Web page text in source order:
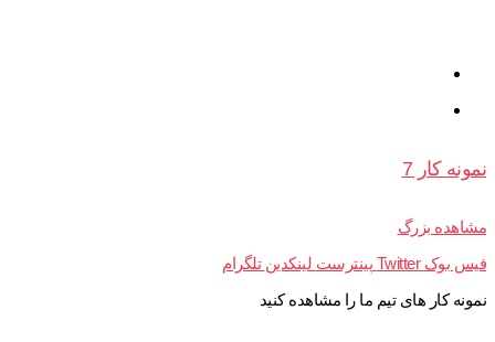
نمونه کار 7
مشاهده بزرگ
فیس بوک Twitter پینترست لینکدین تلگرام
نمونه کار های تیم ما را مشاهده کنید